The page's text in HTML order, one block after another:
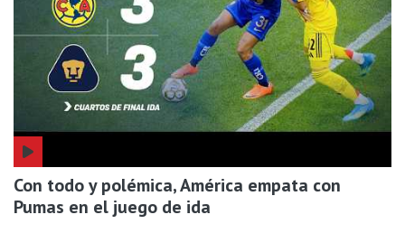
Con todo y polémica, América empata con
Pumas en el juego de ida